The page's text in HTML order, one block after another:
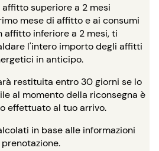
affitto superiore a 2 mesi
mese di affitto e ai consumi
affitto inferiore a 2 mesi, ti
l'intero importo degli affitti
in anticipo.
restituita entro 30 giorni se lo
al momento della riconsegna è
effettuato al tuo arrivo.
in base alle informazioni